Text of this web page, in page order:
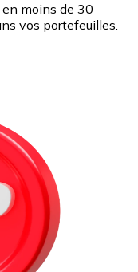
moins de 30
vos portefeuilles.